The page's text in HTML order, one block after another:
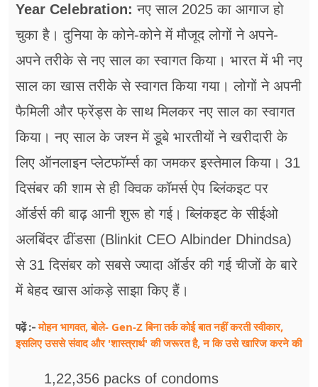
Year Celebration:नए साल 2025 का आगाज हो
चुका है। दुनिया के कोने-कोने में मौजूद लोगों ने अपने-
अपने तरीके से नए साल का स्वागत किया। भारत में भी नए
साल का खास तरीके से स्वागत किया गया। लोगों ने अपनी
फैमिली और फ्रेंड्स के साथ मिलकर नए साल का स्वागत
किया। नए साल के जश्न में डूबे भारतीयों ने खरीदारी के
लिए ऑनलाइन प्लेटफॉर्म्स का जमकर इस्तेमाल किया। 31
दिसंबर की शाम से ही क्विक कॉमर्स ऐप ब्लिंकइट पर
ऑर्डर्स की बाढ़ आनी शुरू हो गई। ब्लिंकइट के सीईओ
अलबिंदर ढींडसा (Blinkit CEO Albinder Dhindsa)
से 31 दिसंबर को सबसे ज्यादा ऑर्डर की गई चीजों के बारे
में बेहद खास आंकड़े साझा किए हैं।
पढ़ें :-मोहन भागवत, बोले- Gen-Z बिना तर्क कोई बात नहीं करती स्वीकार,
इसलिए उससे संवाद और 'शास्त्रार्थ' की जरूरत है, न कि उसे खारिज करने की
1,22,356 packs of condoms